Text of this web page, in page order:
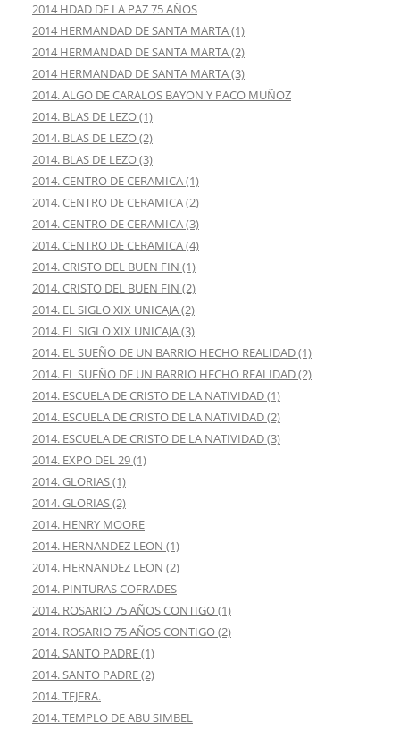
2014 HDAD DE LA PAZ 75 AÑOS
2014 HERMANDAD DE SANTA MARTA (1)
2014 HERMANDAD DE SANTA MARTA (2)
2014 HERMANDAD DE SANTA MARTA (3)
2014. ALGO DE CARALOS BAYON Y PACO MUÑOZ
2014. BLAS DE LEZO (1)
2014. BLAS DE LEZO (2)
2014. BLAS DE LEZO (3)
2014. CENTRO DE CERAMICA (1)
2014. CENTRO DE CERAMICA (2)
2014. CENTRO DE CERAMICA (3)
2014. CENTRO DE CERAMICA (4)
2014. CRISTO DEL BUEN FIN (1)
2014. CRISTO DEL BUEN FIN (2)
2014. EL SIGLO XIX UNICAJA (2)
2014. EL SIGLO XIX UNICAJA (3)
2014. EL SUEÑO DE UN BARRIO HECHO REALIDAD (1)
2014. EL SUEÑO DE UN BARRIO HECHO REALIDAD (2)
2014. ESCUELA DE CRISTO DE LA NATIVIDAD (1)
2014. ESCUELA DE CRISTO DE LA NATIVIDAD (2)
2014. ESCUELA DE CRISTO DE LA NATIVIDAD (3)
2014. EXPO DEL 29 (1)
2014. GLORIAS (1)
2014. GLORIAS (2)
2014. HENRY MOORE
2014. HERNANDEZ LEON (1)
2014. HERNANDEZ LEON (2)
2014. PINTURAS COFRADES
2014. ROSARIO 75 AÑOS CONTIGO (1)
2014. ROSARIO 75 AÑOS CONTIGO (2)
2014. SANTO PADRE (1)
2014. SANTO PADRE (2)
2014. TEJERA.
2014. TEMPLO DE ABU SIMBEL